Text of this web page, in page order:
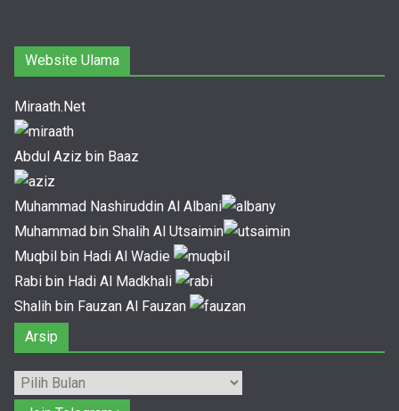
Website Ulama
Miraath.Net
Abdul Aziz bin Baaz
Muhammad Nashiruddin Al Albani
Muhammad bin Shalih Al Utsaimin
Muqbil bin Hadi Al Wadie
Rabi bin Hadi Al Madkhali
Shalih bin Fauzan Al Fauzan
Arsip
Arsip